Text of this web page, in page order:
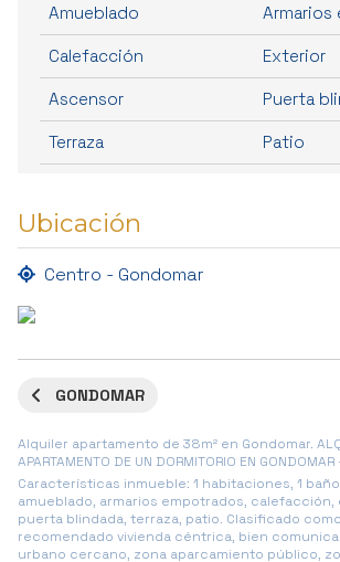
Amueblado Armarios
Calefacción Exterior
Ascensor Puerta
Terraza Patio
Ubicación
Centro - Gondomar
GONDOMAR
Alquiler apartamento de 38m² en Gondomar.
APARTAMENTO DE UN DORMITORIO EN
Características inmueble: 1 habitaciones, 1
amueblado, armarios empotrados, calefacción,
puerta blindada, terraza, patio. Clasificado
recomendado vivienda céntrica, bien
urbano cercano, zona aparcamiento público,